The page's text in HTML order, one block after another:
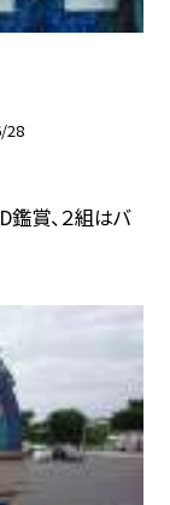
28
鑑賞、２組はバ